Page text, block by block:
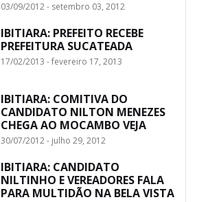
03/09/2012 - setembro 03, 2012
IBITIARA: PREFEITO RECEBE
PREFEITURA SUCATEADA
17/02/2013 - fevereiro 17, 2013
IBITIARA: COMITIVA DO
CANDIDATO NILTON MENEZES
CHEGA AO MOCAMBO VEJA
30/07/2012 - julho 29, 2012
IBITIARA: CANDIDATO
NILTINHO E VEREADORES FALA
PARA MULTIDÃO NA BELA VISTA